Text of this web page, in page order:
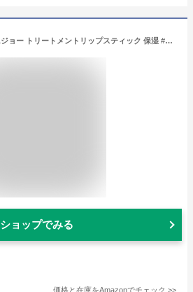
Paul & Joe ポール&ジョー トリートメントリップスティック 保湿 #401 レフィル リフィル
ショップでみる
価格と在庫をAmazonでチェック >>